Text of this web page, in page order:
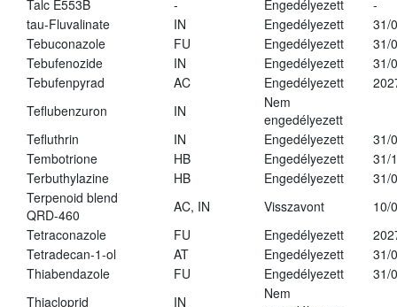
Talc E553B
- Engedélyezett
-
tau-Fluvalinate
IN Engedélyezett
31/
Tebuconazole
FU Engedélyezett
31/
Tebufenozide
IN Engedélyezett
31/
Tebufenpyrad
AC Engedélyezett
Teflubenzuron
IN
Nem
engedélyezett
Tefluthrin
IN Engedélyezett
31/
Tembotrione
HB Engedélyezett
31/
Terbuthylazine
HB Engedélyezett
31/
Terpenoid blend
QRD-460
AC, IN Visszavont
10/
Tetraconazole
FU Engedélyezett
Tetradecan-1-ol
AT Engedélyezett
31/
Thiabendazole
FU Engedélyezett
31/
Thiacloprid
IN
Nem